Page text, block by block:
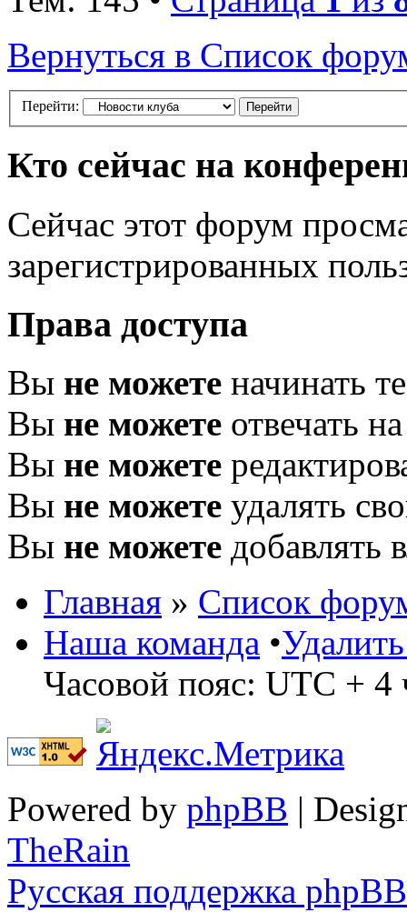
Вернуться в Список
Перейти:
Кто сейчас на
Сейчас этот форум
зарегистрированных
Права доступа
Вы не можете начинать
Вы не можете отвечать
Вы не можете
Вы не можете удалять
Вы не можете добавлять
Главная » Список
Наша команда •
Часовой пояс: UTC + 4
Powered by phpBB |
TheRain
Русская поддержка phpBB